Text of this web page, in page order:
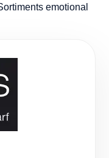
emotional